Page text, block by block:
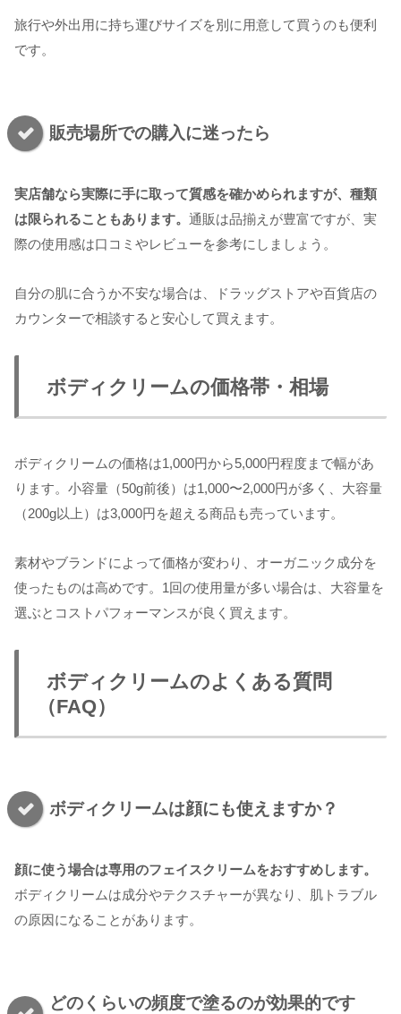
旅行や外出用に持ち運びサイズを別に用意して買うのも便利
です。
販売場所での購入に迷ったら
実店舗なら実際に手に取って質感を確かめられますが、種類
は限られることもあります。 通販は品揃えが豊富ですが、実
際の使用感は口コミやレビューを参考にしましょう。
自分の肌に合うか不安な場合は、ドラッグストアや百貨店の
カウンターで相談すると安心して買えます。
ボディクリームの価格帯・相場
ボディクリームの価格は1,000円から5,000円程度まで幅があ
ります。小容量（50g前後）は1,000〜2,000円が多く、大容量
（200g以上）は3,000円を超える商品も売っています。
素材やブランドによって価格が変わり、オーガニック成分を
使ったものは高めです。1回の使用量が多い場合は、大容量を
選ぶとコストパフォーマンスが良く買えます。
ボディクリームのよくある質問
（FAQ）
ボディクリームは顔にも使えますか？
顔に使う場合は専用のフェイスクリームをおすすめします。
ボディクリームは成分やテクスチャーが異なり、肌トラブル
の原因になることがあります。
どのくらいの頻度で塗るのが効果的です